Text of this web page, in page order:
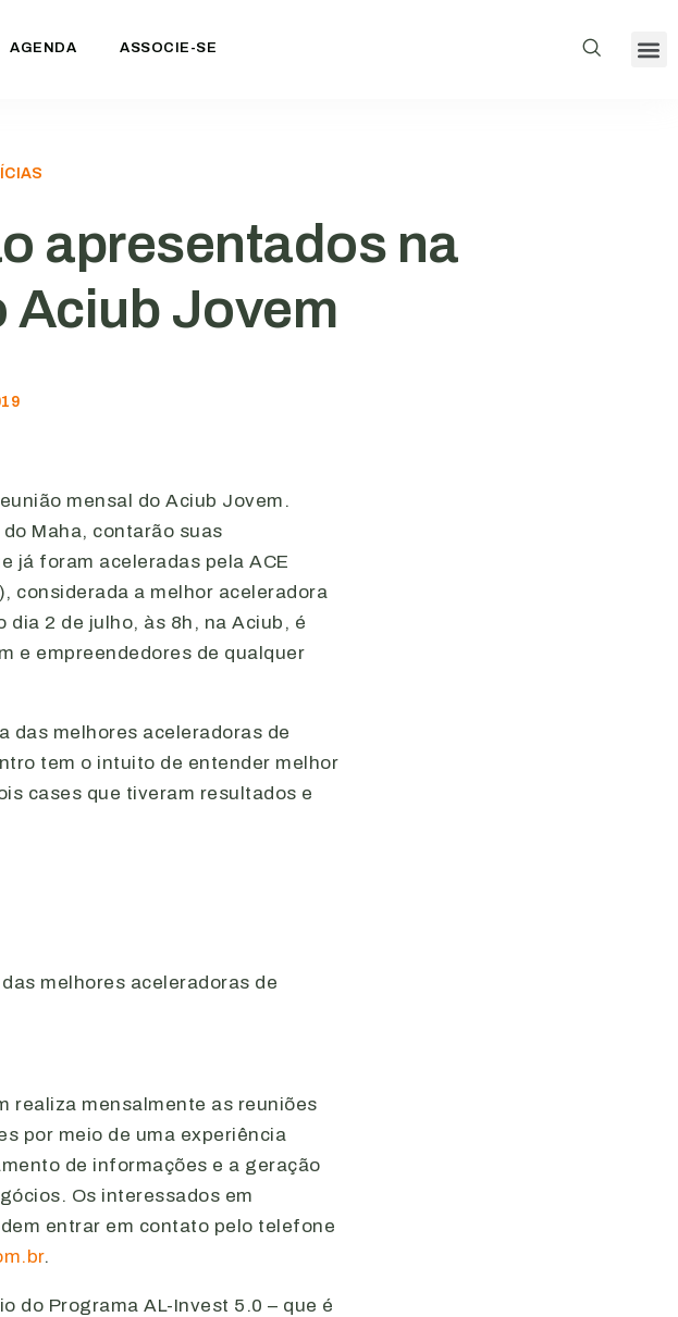
AGENDA ASSOCIE-SE
apresentados na
Aciub Jovem
mensal do Aciub Jovem.
Maha, contarão suas
já foram aceleradas pela ACE
considerada a melhor aceleradora
2 de julho, às 8h, na Aciub, é
e empreendedores de qualquer
das melhores aceleradoras de
tem o intuito de entender melhor
cases que tiveram resultados e
melhores aceleradoras de
realiza mensalmente as reuniões
por meio de uma experiência
de informações e a geração
Os interessados em
entrar em contato pelo telefone
.
do Programa AL-Invest 5.0 – que é